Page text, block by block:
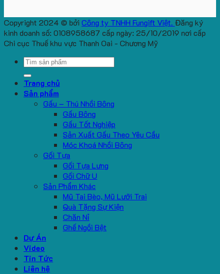
Copyright 2024 © bởi Công ty TNHH Fungift Việt. Đăng ký
kinh doanh số: 0108958687 cấp ngày: 25/10/2019 nơi cấp
Chi cục Thuế khu vực Thanh Oai - Chương Mỹ
Search
Trang chủ
Sản phẩm
Gấu – Thú Nhồi Bông
Gấu Bông
Gấu Tốt Nghiệp
Sản Xuất Gấu Theo Yêu Cầu
Móc Khoá Nhồi Bông
Gối Tựa
Gối Tựa Lưng
Gối Chữ U
Sản Phẩm Khác
Mũ Tai Bèo, Mũ Lưỡi Trai
Quà Tặng Sự Kiện
Chăn Nỉ
Ghế Ngồi Bệt
Dự Án
Video
Tin Tức
Liên hệ